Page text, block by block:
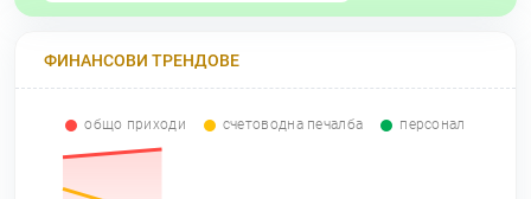
ФИНАНСОВИ ТРЕНДОВЕ
общо приходи счетоводна печалба персонал